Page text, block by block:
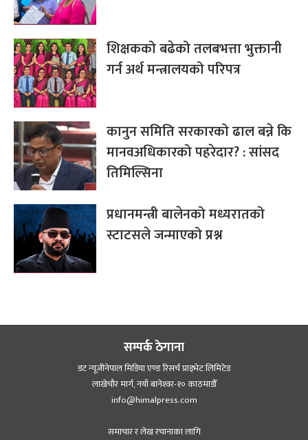
शिक्षकको बढेको तलबभत्ता भुक्तानी
गर्न अर्थ मन्त्रालयको परिपत्र
कानुन समिति सरकारको ढाल बन्ने कि
मानवअधिकारको पहरेदार? : सांसद
तिमिल्सिना
प्रधानमन्त्री बालेनको मध्यरातको
स्टाटसले जन्माएको प्रश्न
सम्पर्क ठेगाना
डट न्यूजीनेपाल मिडिया एण्ड रिसर्च प्राइभेट लिमिटेड
लाखेचौर मार्ग, नयाँ बानेश्‍वर-१० काठमाडौँ
info@himalpress.com
समाचार र लेख रचानाका लागि